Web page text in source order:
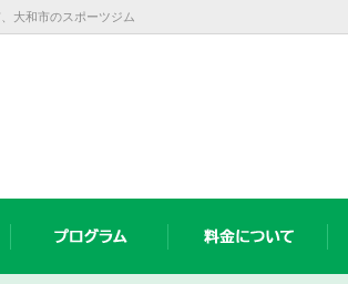
大和市のスポーツジム